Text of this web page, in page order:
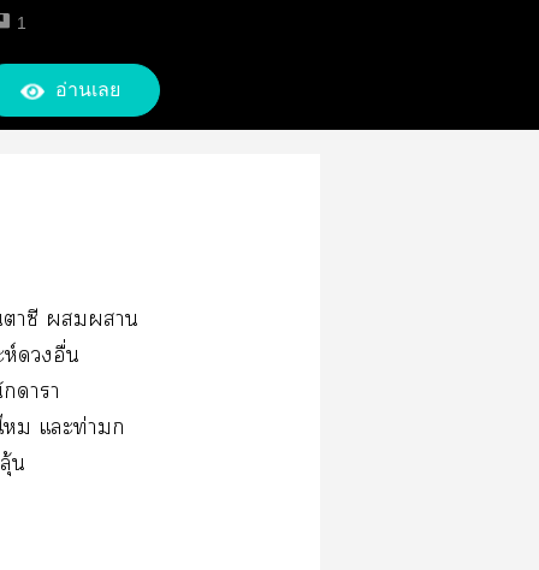
1
อ่านเลย
าซี า
ห์อื่น
าา
 แะท่ามก
น